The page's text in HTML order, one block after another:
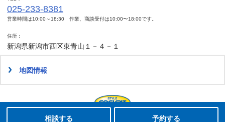
025-233-8381
営業時間は10:00～18:30 作業、商談受付は10:00〜18:00です。
住所
新潟県新潟市西区東青山１－４－１
地図情報
Copyright(C)2009-2022 STYLE COCKPIT NIIGATA AOYAMA.All rights reserved.
相談する 予約する